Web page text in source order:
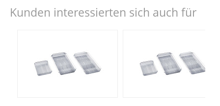
Kunden interessierten sich auch für